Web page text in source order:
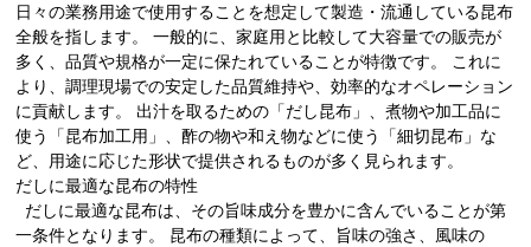
日々の業務用途で使用することを想定して製造・流通している昆布
全般を指します。 一般的に、家庭用と比較して大容量での販売が
多く、品質や規格が一定に保たれていることが特徴です。 これに
より、調理現場での安定した品質維持や、効率的なオペレーション
に貢献します。 出汁を取るための「だし昆布」、煮物や加工品に
使う「昆布加工用」、酢の物や和え物などに使う「細切昆布」な
ど、用途に応じた形状で提供されるものが多く見られます。
だしに最適な昆布の特性
だしに最適な昆布は、その旨味成分を豊かに含んでいることが第
一条件となります。 昆布の種類によって、旨味の強さ、風味の